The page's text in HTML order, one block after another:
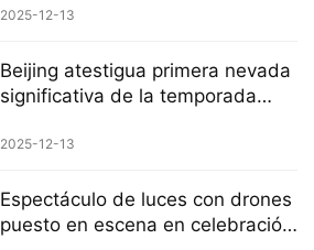
especiales en toda la isla
2025-12-13
Beijing atestigua primera nevada
significativa de la temporada
2025-12-13
Espectáculo de luces con drones
puesto en escena en celebración